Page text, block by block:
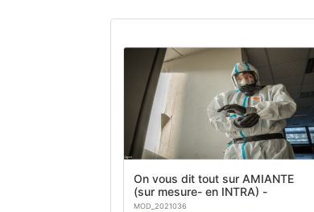
On vous dit tout sur AMIANTE
(sur mesure- en INTRA) -
MOD_2021036